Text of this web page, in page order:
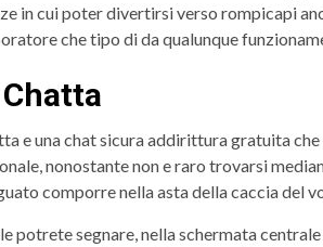
in cui poter divertirsi verso rompicapi
che tipo di da qualunque
e una chat sicura addirittura gratuita
nonostante non e raro trovarsi
comporre nella asta della caccia del
potrete segnare, nella schermata